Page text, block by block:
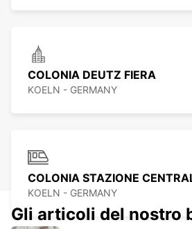
COLONIA DEUTZ FIERA
KOELN - GERMANY
COLONIA STAZIONE
KOELN - GERMANY
Gli articoli del nostro